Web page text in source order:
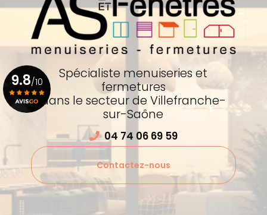
Spécialiste menuiseries et
fermetures
dans le secteur de Villefranche-
sur-Saône
04 74 06 69 59
Contactez-nous
9.8/10